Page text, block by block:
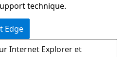
technique.
Edge
Internet Explorer et